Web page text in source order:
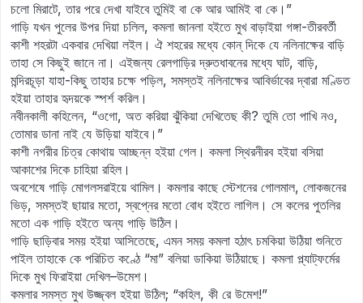
চলো মিরাটে, তার পরে দেখা যাইবে তুমিই বা কে আর আমিই বা কে।”
গাড়ি যখন পুলের উপর দিয়া চলিল, কমলা জানলা হইতে মুখ বাড়াইয়া গঙ্গা-তীরবর্তী
কাশী শহরটা একবার দেখিয়া লইল। ঐ শহরের মধ্যে কোন্‌ দিকে যে নলিনাক্ষের বাড়ি
তাহা সে কিছুই জানে না। এইজন্য রেলগাড়ির দ্রুতধাবনের মধ্যে ঘাট, বাড়ি,
মন্দিরচূড়া যাহা-কিছু তাহার চক্ষে পড়িল, সমস্তই নলিনাক্ষের আবির্ভাবের দ্বারা মণ্ডিত
হইয়া তাহার হৃদয়কে স্পর্শ করিল।
নবীনকালী কহিলেন, “ওগো, অত করিয়া ঝুঁকিয়া দেখিতেছ কী? তুমি তো পাখি নও,
তোমার ডানা নাই যে উড়িয়া যাইবে।”
কাশী নগরীর চিত্র কোথায় আচ্ছন্ন হইয়া গেল। কমলা স্থিরনীরব হইয়া বসিয়া
আকাশের দিকে চাহিয়া রহিল।
অবশেষে গাড়ি মোগলসরাইয়ে থামিল। কমলার কাছে স্টেশনের গোলমাল, লোকজনের
ভিড়, সমস্তই ছায়ার মতো, স্বপ্নের মতো বোধ হইতে লাগিল। সে কলের পুতলির
মতো এক গাড়ি হইতে অন্য গাড়ি উঠিল।
গাড়ি ছাড়িবার সময় হইয়া আসিতেছে, এমন সময় কমলা হঠাৎ চমকিয়া উঠিয়া শুনিতে
পাইল তাহাকে কে পরিচিত কণ্ঠে “মা” বলিয়া ডাকিয়া উঠিয়াছে। কমলা প্ল্যাট্‌ফর্মের
দিকে মুখ ফিরাইয়া দেখিল–উমেশ।
কমলার সমস্ত মুখ উজ্জ্বল হইয়া উঠিল; “কহিল, কী রে উমেশ!”